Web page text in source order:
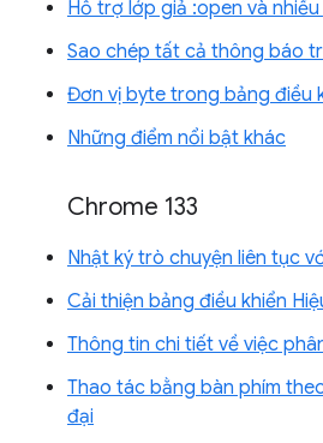
Hỗ trợ lớp giả :open và
Sao chép tất cả thông báo
Đơn vị byte trong bảng điều
Những điểm nổi bật khác
Chrome 133
Nhật ký trò chuyện liên tục
Cải thiện bảng điều khiển
Thông tin chi tiết về việc
Thao tác bằng bàn phím
đại